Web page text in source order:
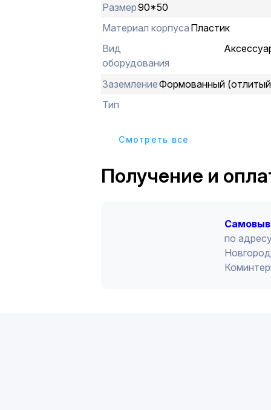
Размер90*50
Материал корпуса Пластик
Вид
оборудования
ЗаземлениеФормованный
Тип
Cмотреть все
Получение и
по